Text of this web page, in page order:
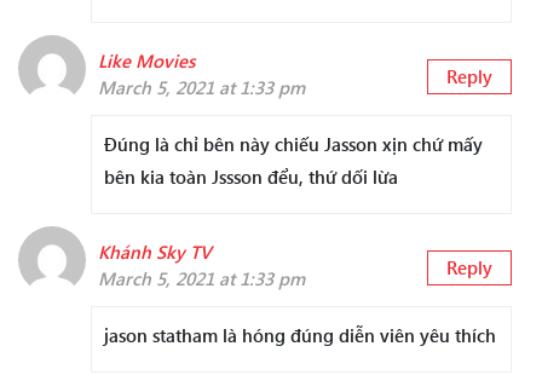
Like Movies
March 5, 2021 at 1:33 pm
Reply
Đúng là chỉ bên này chiếu Jasson xịn chứ mấy
bên kia toàn Jssson đểu, thứ dối lừa
Khánh Sky TV
March 5, 2021 at 1:33 pm
Reply
jason statham là hóng đúng diễn viên yêu thích